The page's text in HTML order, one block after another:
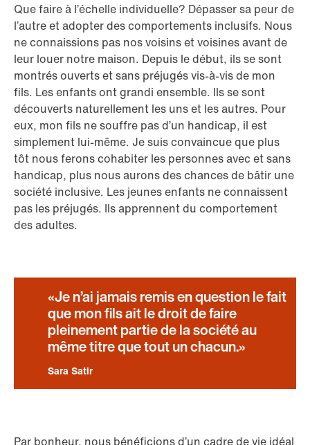
Que faire à l’échelle individuelle? Dépasser sa peur de
l’autre et adopter des comportements inclusifs. Nous
ne connaissions pas nos voisins et voisines avant de
leur louer notre maison. Depuis le début, ils se sont
montrés ouverts et sans préjugés vis-à-vis de mon
fils. Les enfants ont grandi ensemble. Ils se sont
découverts naturellement les uns et les autres. Pour
eux, mon fils ne souffre pas d’un handicap, il est
simplement lui-même. Je suis convaincue que plus
tôt nous ferons cohabiter les personnes avec et sans
handicap, plus nous aurons des chances de bâtir une
société inclusive. Les jeunes enfants ne connaissent
pas les préjugés. Ils apprennent du comportement
des adultes.
Je n’ai jamais remis en question le fait
que mon fils ait le droit de faire
pleinement partie de la société au
même titre que tout un chacun.
Sara Satir
Par bonheur, nous bénéficions d’un cadre de vie idéal